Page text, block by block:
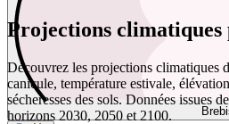
Projections climatiques
Découvrez les projections climatiques
canicule, température estivale,
sécheresses des sols. Données issues
horizons 2030, 2050 et 2100.